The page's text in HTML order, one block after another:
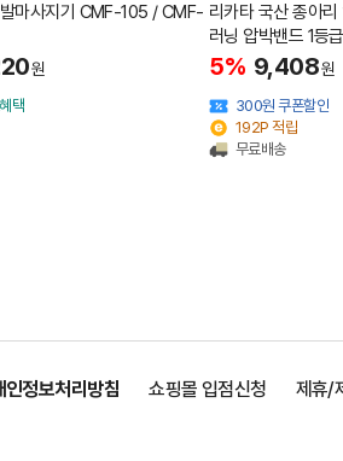
마사지기 CMF-105 / CMF-
원
택
리카타 국산 종아
러닝 압박밴드 1등
5% 9,408원
300원 쿠폰할인
192P 적립
무료배송
인정보처리방침 쇼핑몰 입점신청 제휴/